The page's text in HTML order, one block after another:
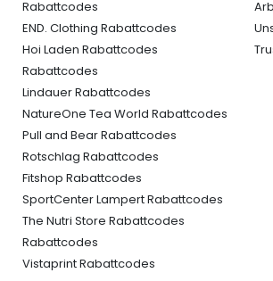
Rabattcodes
END. Clothing Rabattcodes
Hoi Laden Rabattcodes
Rabattcodes
Lindauer Rabattcodes
NatureOne Tea World Rabattcodes
Pull and Bear Rabattcodes
Rotschlag Rabattcodes
Fitshop Rabattcodes
SportCenter Lampert Rabattcodes
The Nutri Store Rabattcodes
Rabattcodes
Vistaprint Rabattcodes